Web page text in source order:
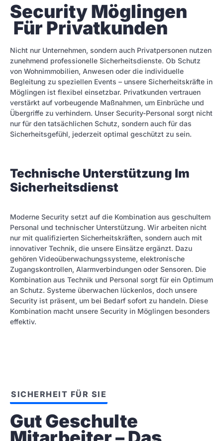
Security Möglingen
Für Privatkunden
Nicht nur Unternehmen, sondern auch Privatpersonen nutzen
zunehmend professionelle Sicherheitsdienste. Ob Schutz
von Wohnimmobilien, Anwesen oder die individuelle
Begleitung zu speziellen Events – unsere Sicherheitskräfte in
Möglingen ist flexibel einsetzbar. Privatkunden vertrauen
verstärkt auf vorbeugende Maßnahmen, um Einbrüche und
Übergriffe zu verhindern. Unser Security-Personal sorgt nicht
nur für den tatsächlichen Schutz, sondern auch für das
Sicherheitsgefühl, jederzeit optimal geschützt zu sein.
Technische Unterstützung Im
Sicherheitsdienst
Moderne Security setzt auf die Kombination aus geschultem
Personal und technischer Unterstützung. Wir arbeiten nicht
nur mit qualifizierten Sicherheitskräften, sondern auch mit
innovativer Technik, die unsere Einsätze ergänzt. Dazu
gehören Videoüberwachungssysteme, elektronische
Zugangskontrollen, Alarmverbindungen oder Sensoren. Die
Kombination aus Technik und Personal sorgt für ein Optimum
an Schutz. Systeme überwachen lückenlos, doch unsere
Security ist präsent, um bei Bedarf sofort zu handeln. Diese
Kombination macht unsere Security in Möglingen besonders
effektiv.
SICHERHEIT FÜR SIE
Gut Geschulte